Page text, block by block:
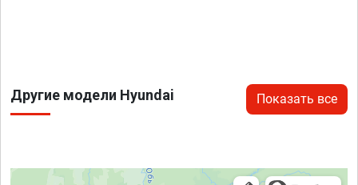
Другие модели Hyundai Показать все